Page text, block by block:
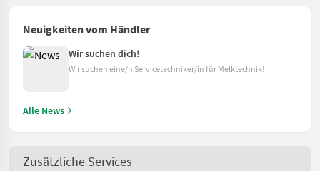
Neuigkeiten vom Händler
Wir suchen dich!
Wir suchen eine/n Servicetechniker/in für Melktechnik!
Alle News
Zusätzliche Services